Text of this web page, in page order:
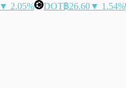
▼ 2.05% DOT฿26.60▼ 1.54%